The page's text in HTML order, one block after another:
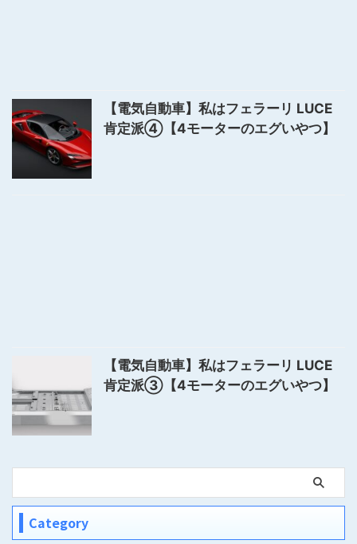
【電気自動車】私はフェラーリ LUCE
肯定派④【4モーターのエグいやつ】
【電気自動車】私はフェラーリ LUCE
肯定派③【4モーターのエグいやつ】
Category